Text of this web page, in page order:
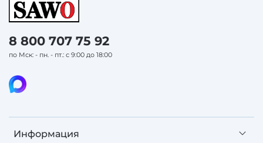
Информация
8 800 707 75 92
по Мск: - пн. - пт.: с 9:00 до 18:00